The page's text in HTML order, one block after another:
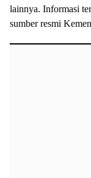
lainnya. Informasi
sumber resmi